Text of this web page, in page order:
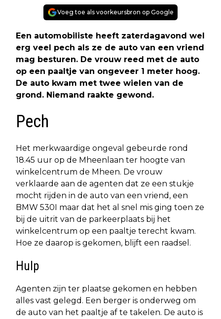
Voeg toe als voorkeursbron op Google
Een automobiliste heeft zaterdagavond wel
erg veel pech als ze de auto van een vriend
mag besturen. De vrouw reed met de auto
op een paaltje van ongeveer 1 meter hoog.
De auto kwam met twee wielen van de
grond. Niemand raakte gewond.
Pech
Het merkwaardige ongeval gebeurde rond
18.45 uur op de Mheenlaan ter hoogte van
winkelcentrum de Mheen. De vrouw
verklaarde aan de agenten dat ze een stukje
mocht rijden in de auto van een vriend, een
BMW 530I maar dat het al snel mis ging toen ze
bij de uitrit van de parkeerplaats bij het
winkelcentrum op een paaltje terecht kwam.
Hoe ze daarop is gekomen, blijft een raadsel.
Hulp
Agenten zijn ter plaatse gekomen en hebben
alles vast gelegd. Een berger is onderweg om
de auto van het paaltje af te takelen. De auto is